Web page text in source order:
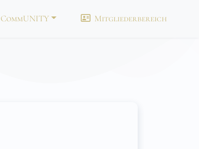
CommUNITY Mitgliederbereich